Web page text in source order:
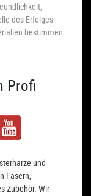
des Erfolges
bestimmen
Profi
und
Fasern,
Zubehör. Wir